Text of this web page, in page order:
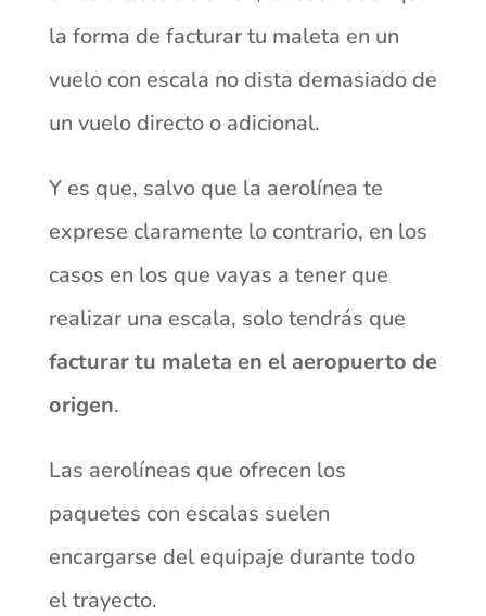
la forma de facturar tu maleta en un
vuelo con escala no dista demasiado de
un vuelo directo o adicional.
Y es que, salvo que la aerolínea te
exprese claramente lo contrario, en los
casos en los que vayas a tener que
realizar una escala, solo tendrás que
facturar tu maleta en el aeropuerto de
origen.
Las aerolíneas que ofrecen los
paquetes con escalas suelen
encargarse del equipaje durante todo
el trayecto.